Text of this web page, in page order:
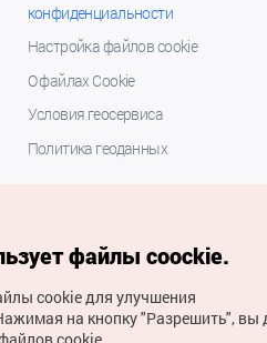
конфиденциальности
Настройка файлов cookie
О файлах Cookie
Условия геосервиса
Политика геоданных
файлы coockie.
cookie для улучшения
на кнопку "Разрешить", вы